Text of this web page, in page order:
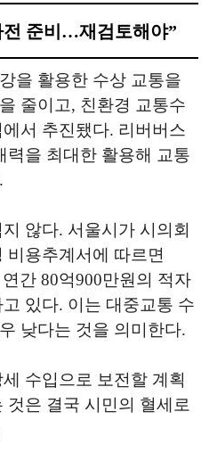
전 준비…재검토해야”
을 활용한 수상 교통을
줄이고, 친환경 교통수
서 추진됐다. 리버버스
력을 최대한 활용해 교통
않다. 서울시가 시의회
비용추계서에 따르면
간 80억900만원의 적자
있다. 이는 대중교통 수
낮다는 것을 의미한다.
수입으로 보전할 계획
것은 결국 시민의 혈세로